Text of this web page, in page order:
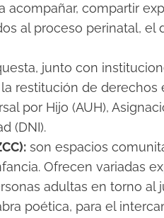
acompañar, compartir
al proceso perinatal, el
junto con
restitución de
por Hijo (AUH),
(DNI).
son espacios
Ofrecen variadas
adultas en torno al
poética, para el